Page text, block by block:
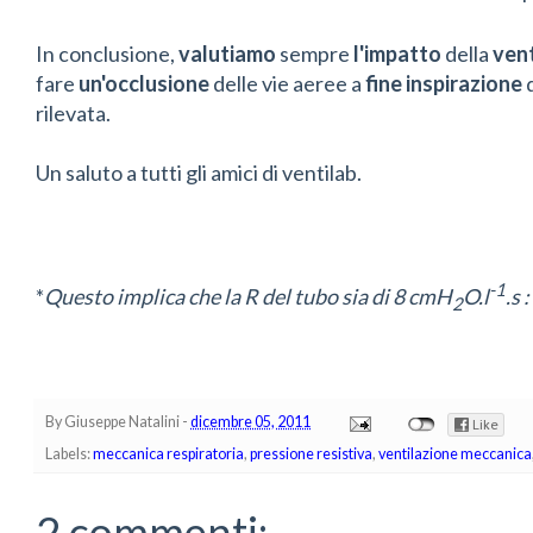
In conclusione,valutiamo sempre l'impatto della
fare un'occlusionedelle vie aeree afine inspirazione
rilevata.
Un saluto a tutti gli amici di ventilab.
*Questo implica che la R del tubo sia di 8 cmH2O.l-1.s
By Giuseppe Natalini - dicembre 05, 2011
Labels:meccanica respiratoria, pressione resistiva, ventilazione meccanica